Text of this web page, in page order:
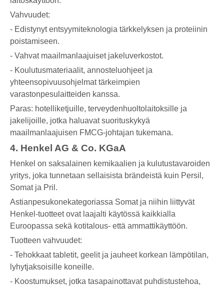
Vahvuudet:
- Edistynyt entsyymiteknologia tärkkelyksen ja proteiinin
poistamiseen.
- Vahvat maailmanlaajuiset jakeluverkostot.
- Koulutusmateriaalit, annosteluohjeet ja
yhteensopivuusohjelmat tärkeimpien
varastonpesulaitteiden kanssa.
Paras: hotelliketjuille, terveydenhuoltolaitoksille ja
jakelijoille, jotka haluavat suorituskykyä
maailmanlaajuisen FMCG-johtajan tukemana.
4. Henkel AG & Co. KGaA
Henkel on saksalainen kemikaalien ja kulutustavaroiden
yritys, joka tunnetaan sellaisista brändeistä kuin Persil,
Somat ja Pril.
Astianpesukonekategoriassa Somat ja niihin liittyvät
Henkel-tuotteet ovat laajalti käytössä kaikkialla
Euroopassa sekä kotitalous- että ammattikäyttöön.
Tuotteen vahvuudet:
- Tehokkaat tabletit, geelit ja jauheet korkean lämpötilan,
lyhytjaksoisille koneille.
- Koostumukset, jotka tasapainottavat puhdistustehoa,